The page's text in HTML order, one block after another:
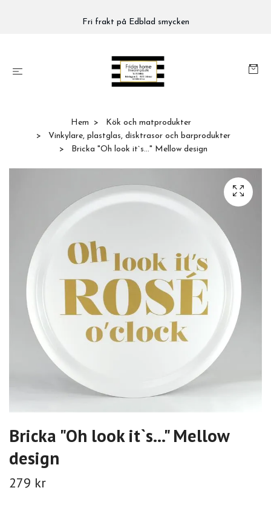
Fri frakt på Edblad smycken
Hem
Kök och matprodukter
Vinkylare, plastglas, disktrasor och barprodukter
Bricka "Oh look it`s..." Mellow design
Bricka "Oh look it`s..." Mellow
design
279 kr